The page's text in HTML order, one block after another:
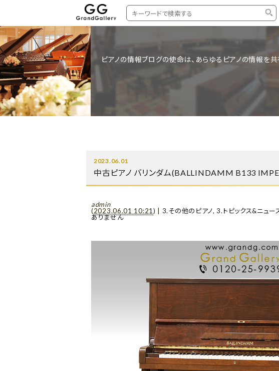
中
中
新
コ
ピアノの情報ブログの使命は、あらゆるピアノの情報を
2023.06.01
中古ピアノ バリンダム(BALLINDAMM B133
admin
(2023.06.01 10:21 ) 3.その他のピアノ,3.トピックス&ニュー
ありません